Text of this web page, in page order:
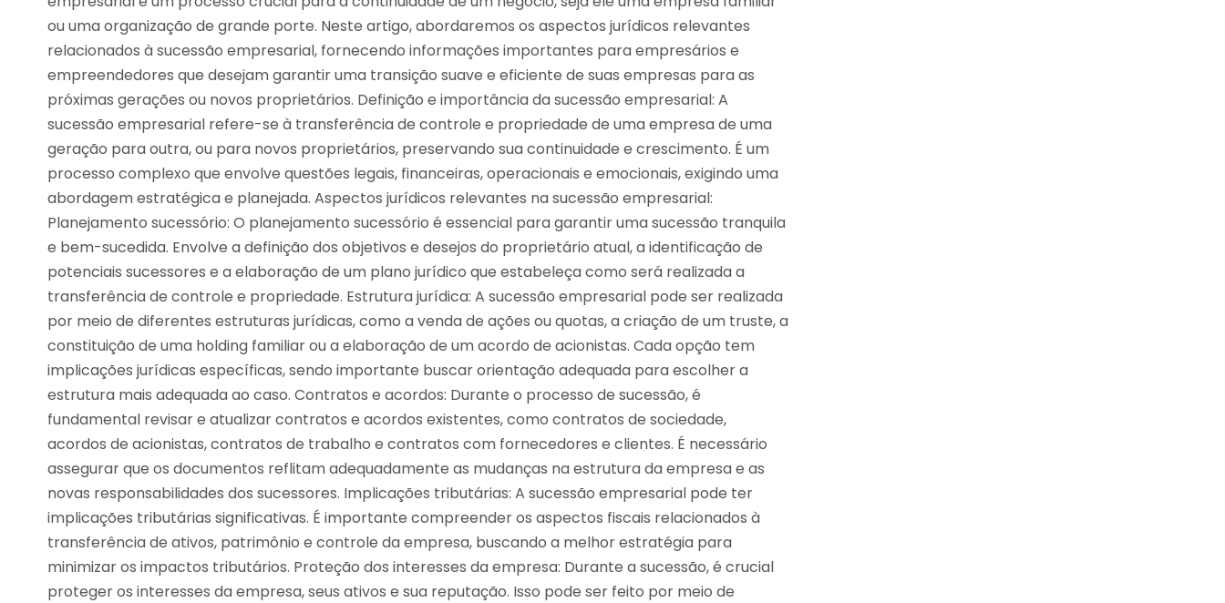
ou uma organização de grande porte. Neste artigo, abordaremos os aspectos jurídicos relevantes
relacionados à sucessão empresarial, fornecendo informações importantes para empresários e
empreendedores que desejam garantir uma transição suave e eficiente de suas empresas para as
próximas gerações ou novos proprietários. Definição e importância da sucessão empresarial: A
sucessão empresarial refere-se à transferência de controle e propriedade de uma empresa de uma
geração para outra, ou para novos proprietários, preservando sua continuidade e crescimento. É um
processo complexo que envolve questões legais, financeiras, operacionais e emocionais, exigindo uma
abordagem estratégica e planejada. Aspectos jurídicos relevantes na sucessão empresarial:
Planejamento sucessório: O planejamento sucessório é essencial para garantir uma sucessão tranquila
e bem-sucedida. Envolve a definição dos objetivos e desejos do proprietário atual, a identificação de
potenciais sucessores e a elaboração de um plano jurídico que estabeleça como será realizada a
transferência de controle e propriedade. Estrutura jurídica: A sucessão empresarial pode ser realizada
por meio de diferentes estruturas jurídicas, como a venda de ações ou quotas, a criação de um truste, a
constituição de uma holding familiar ou a elaboração de um acordo de acionistas. Cada opção tem
implicações jurídicas específicas, sendo importante buscar orientação adequada para escolher a
estrutura mais adequada ao caso. Contratos e acordos: Durante o processo de sucessão, é
fundamental revisar e atualizar contratos e acordos existentes, como contratos de sociedade,
acordos de acionistas, contratos de trabalho e contratos com fornecedores e clientes. É necessário
assegurar que os documentos reflitam adequadamente as mudanças na estrutura da empresa e as
novas responsabilidades dos sucessores. Implicações tributárias: A sucessão empresarial pode ter
implicações tributárias significativas. É importante compreender os aspectos fiscais relacionados à
transferência de ativos, patrimônio e controle da empresa, buscando a melhor estratégia para
minimizar os impactos tributários. Proteção dos interesses da empresa: Durante a sucessão, é crucial
proteger os interesses da empresa, seus ativos e sua reputação. Isso pode ser feito por meio de